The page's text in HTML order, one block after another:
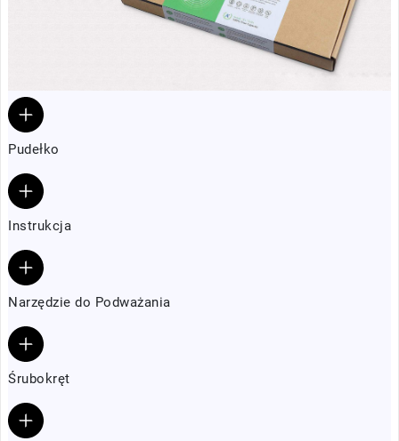
Pudełko
Instrukcja
Narzędzie do Podważania
Śrubokręt